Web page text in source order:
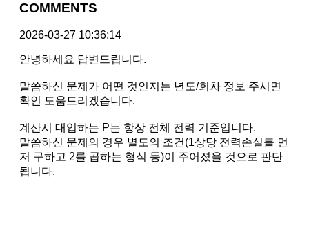
COMMENTS
2026-03-27 10:36:14
안녕하세요 답변드립니다.
말씀하신 문제가 어떤 것인지는 년도/회차 정보 주시면
확인 도움드리겠습니다.
계산시 대입하는 P는 항상 전체 전력 기준입니다.
말씀하신 문제의 경우 별도의 조건(1상당 전력손실를 먼
저 구하고 2를 곱하는 형식 등)이 주어졌을 것으로 판단
됩니다.